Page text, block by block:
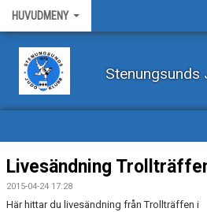
HUVUDMENY
Stenungsunds
HEM
FÖRBUNDSNYHETER
Livesändning
2015-04-24 17:28
Här hittar du livesändning från Trollträffen i